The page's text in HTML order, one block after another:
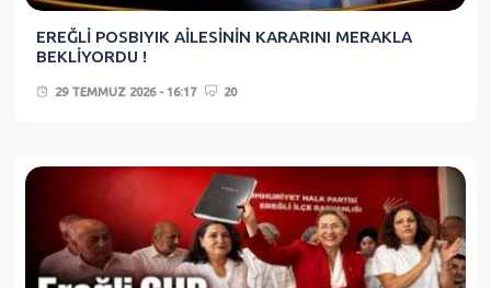
EREĞLİ POSBIYIK AİLESİNİN KARARINI MERAKLA
BEKLİYORDU !
29 TEMMUZ 2026 - 16:17 20